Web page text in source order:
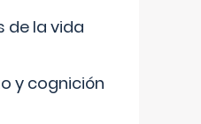
de la vida
y cognición